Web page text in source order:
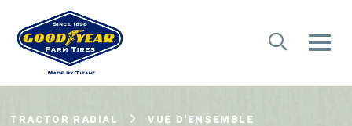
TRACTOR RADIAL VUE D'ENSEMBLE